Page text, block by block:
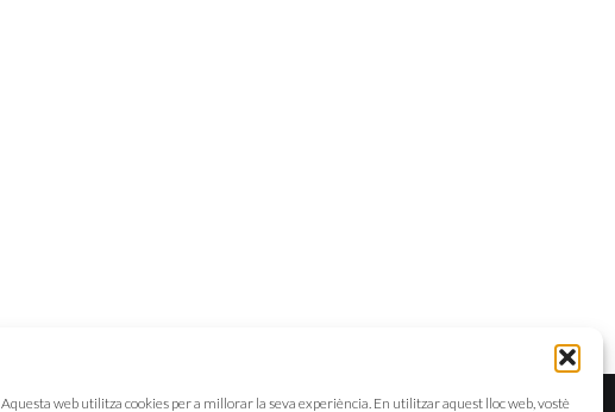
Aquesta web utilitza cookies per a millorar la seva experiència. En utilitzar aquest lloc web, vostè